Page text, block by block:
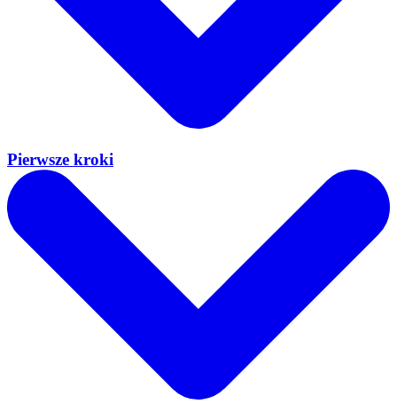
Pierwsze kroki